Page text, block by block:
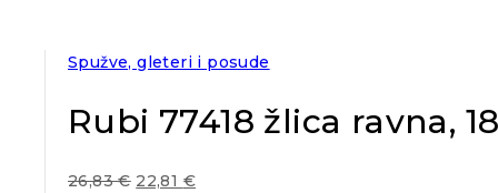
Spužve, gleteri i posude
Rubi 77418 žlica ravna,
26,83€ 22,81 €